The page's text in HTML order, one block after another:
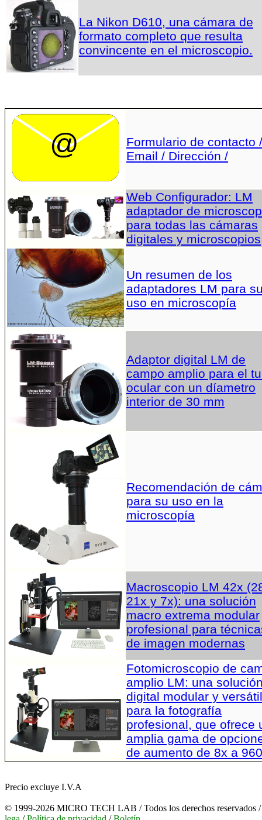
La Nikon D610, una cámara de
formato completo que resulta
convincente en el microscopio.
Formulario de contacto /
Email / Dirección /
Web Configurador: LM
adaptador de
para todas las cámaras
digitales y microscopios
Un resumen de los
adaptadores LM para
uso en microscopía
Adaptor digital LM de
campo amplio para el
ocular con un díametro
interior de 30 mm
Recomendación de
para su uso en la
microscopía
Macroscopio LM 42x
21x y 7x): una solución
macro extrema modular
profesional para
de imagen modernas
Fotomicroscopio de
amplio LM: una
digital modular y versátil
para la fotografía
profesional, que ofrece
amplia gama de
de aumento de 8x a
Precio excluye I.V.A
© 1999-2026 MICRO TECH LAB / Todos los derechos reservados /